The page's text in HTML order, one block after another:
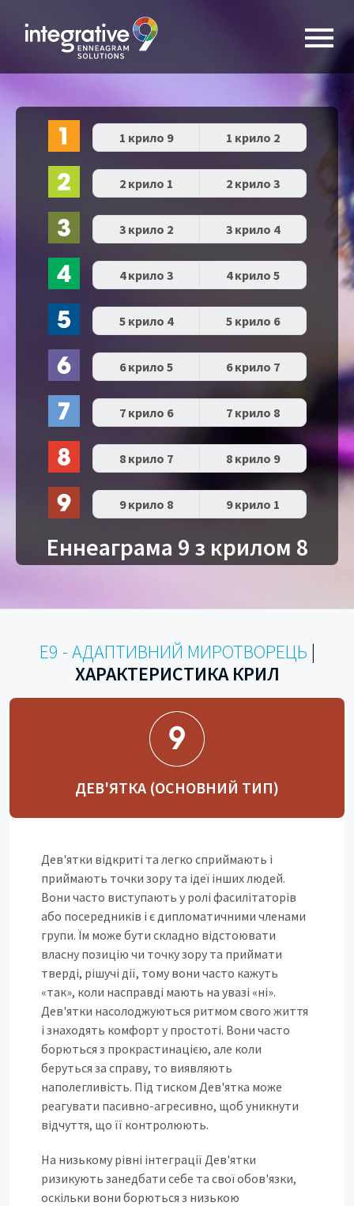
1 крило 9 1 крило 2
2 крило 1 2 крило 3
3 крило 2 3 крило 4
4 крило 3 4 крило 5
5 крило 4 5 крило 6
6 крило 5 6 крило 7
7 крило 6 7 крило 8
8 крило 7 8 крило 9
9 крило 8 9 крило 1
Еннеаграма 9 з крилом 8
E9 - АДАПТИВНИЙ МИРОТВОРЕЦЬ |
ХАРАКТЕРИСТИКА КРИЛ
ДЕВ'ЯТКА (ОСНОВНИЙ ТИП)
Дев'ятки відкриті та легко сприймають і
приймають точки зору та ідеї інших людей.
Вони часто виступають у ролі фасилітаторів
або посередників і є дипломатичними членами
групи. Їм може бути складно відстоювати
власну позицію чи точку зору та приймати
тверді, рішучі дії, тому вони часто кажуть
«так», коли насправді мають на увазі «ні».
Дев'ятки насолоджуються ритмом свого життя
і знаходять комфорт у простоті. Вони часто
борються з прокрастинацією, але коли
беруться за справу, то виявляють
наполегливість. Під тиском Дев'ятка може
реагувати пасивно-агресивно, щоб уникнути
відчуття, що її контролюють.
На низькому рівні інтеграції Дев'ятки
ризикують занедбати себе та свої обов'язки,
оскільки вони борються з низькою